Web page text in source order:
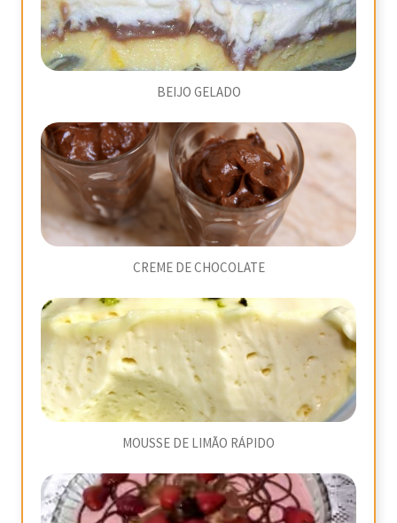
BEIJO GELADO
CREME DE CHOCOLATE
MOUSSE DE LIMÃO RÁPIDO